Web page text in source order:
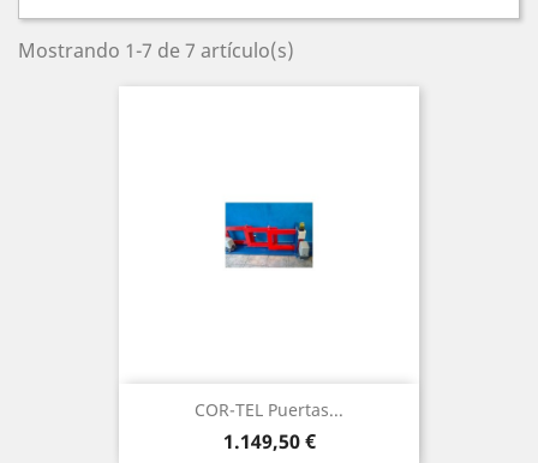
Mostrando 1-7 de 7 artículo(s)
COR-TEL Puertas...
Precio
1.149,50 €